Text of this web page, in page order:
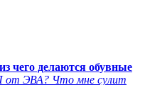
чего делаются обувные
от ЭВА? Что мне сулит